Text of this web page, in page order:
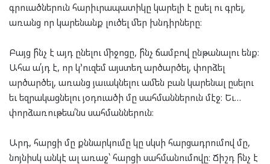
գրուածներուն հարիւրապատիկը կարելի է ըսել ու գրել,
առանց որ կարենանք լուծել մեր խնդիրները։
Բայց ի՞նչ է այդ ընելու միջոցը, ի՞նչ ճամբով ընթանալու ենք։
Ահա ա՛յդ է, որ կ՚ուզեմ այստեղ արծարծել, փորձել
արծարծել, առանց յաւակնելու ամեն բան կարենալ ըսելու
եւ եզրակացնելու յօդուածի մը սահմաններուն մէջ։ Եւ…
փորձառութեա՛նս սահմաններուն։
Արդ, հարցի մը քննարկումը կը սկսի հարցադրումով մը,
նոյնիսկ անկէ ալ առաջ՝ հարցի սահմանումովը։ Ճիշդ ի՞նչ է